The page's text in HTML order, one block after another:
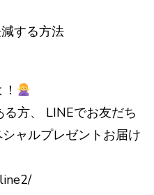
する方法
方、 LINEでお友だち
ャルプレゼントお届け